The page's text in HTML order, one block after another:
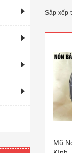
Sắp xếp
Mũ